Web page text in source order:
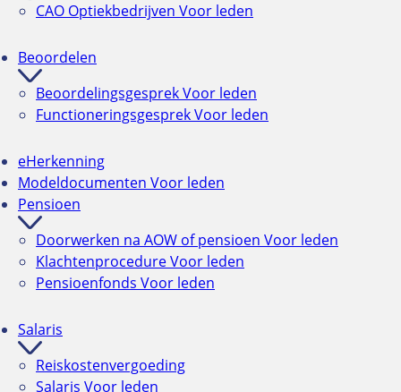
CAO Optiekbedrijven Voor leden
Beoordelen
BeoordelingsgesprekVoor leden
FunctioneringsgesprekVoor leden
eHerkenning
Modeldocumenten Voor leden
Pensioen
Doorwerken na AOW of pensioen Voor leden
KlachtenprocedureVoor leden
Pensioenfonds Voor leden
Salaris
Reiskostenvergoeding
Salaris Voor leden